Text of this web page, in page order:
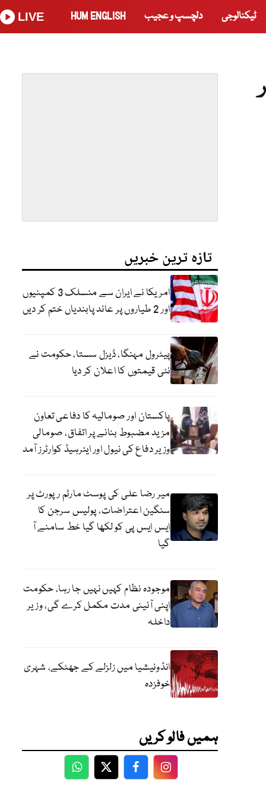
ٹیکنالوجی دلچسپ و عجیب HUM ENGLISH
LIVE
تازہ ترین خبریں
امریکا نے ایران سے منسلک 3 کمپنیوں
اور 2 طیاروں پر عائد پابندیاں ختم کر دیں
پیٹرول مہنگا، ڈیزل سستا، حکومت نے
نئی قیمتوں کا اعلان کر دیا
پاکستان اور صومالیہ کا دفاعی تعاون
مزید مضبوط بنانے پر اتفاق، صومالی
وزیر دفاع کی نیول اور ایئرہیڈ کوارٹرز آمد
میر رضا علی کی پوسٹ مارٹم رپورٹ پر
سنگین اعتراضات، پولیس سرجن کا
ایس ایس پی کو لکھا گیا خط سامنے آ
گیا
موجودہ نظام کہیں نہیں جا رہا، حکومت
اپنی آئینی مدت مکمل کرے گی، وزیر
داخلہ
انڈونیشیا میں زلزلے کے جھٹکے، شہری
خوفزدہ
ہمیں فالو کریں
WhatsApp
TwitterFacebookFacebook